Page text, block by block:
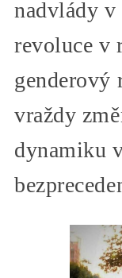
nadvlády v
revoluce v
genderový
vraždy
dynamiku